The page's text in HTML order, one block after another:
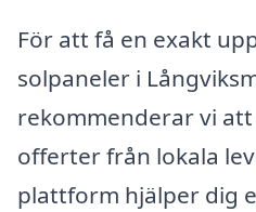
För att få en exakt
solpaneler i
rekommenderar vi
offerter från lokala
plattform hjälper dig